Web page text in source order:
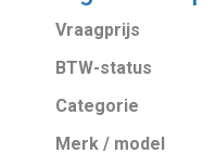
Vraagprijs
BTW-status
Categorie
Merk / model